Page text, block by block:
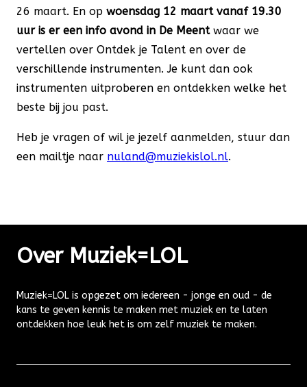
26 maart. En op woensdag 12 maart vanaf 19.30
uur is er een info avond in De Meentwaar we
vertellen over Ontdek je Talent en over de
verschillende instrumenten. Je kunt dan ook
instrumenten uitproberen en ontdekken welke het
beste bij jou past.
Heb je vragen of wil je jezelf aanmelden, stuur dan
een mailtje naar nuland@muziekislol.nl.
Over Muziek=LOL
Muziek=LOL is opgezet om iedereen - jonge en oud - de
kans te geven kennis te maken met muziek en te laten
ontdekken hoe leuk het is om zelf muziek te maken.